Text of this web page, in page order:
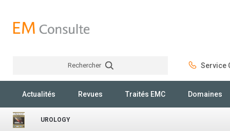
Rechercher Service
Actualités Revues Traités EMC Domaines
UROLOGY